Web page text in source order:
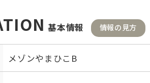
基本情報 情報の見方
メゾンやまひこB